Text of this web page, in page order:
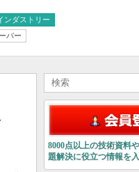
ンダストリー
パー
8000点以上の技術資料
題解決に役立つ情報を